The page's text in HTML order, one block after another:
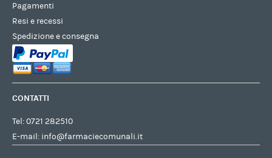
Pagamenti
Resi e recessi
Spedizione e consegna
CONTATTI
Tel:0721 282510
E-mail: info@farmaciecomunali.it